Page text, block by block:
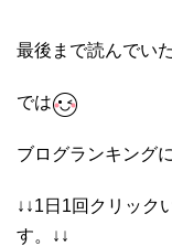
最後まで読んでい
では
ブログランキング
↓↓1日1回クリック
す。↓↓